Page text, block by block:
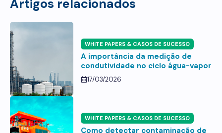
Artigos relacionados
WHITE PAPERS & CASOS DE SUCESSO
A importância da medição de
condutividade no ciclo água-vapor
17/03/2026
WHITE PAPERS & CASOS DE SUCESSO
Como detectar contaminação de